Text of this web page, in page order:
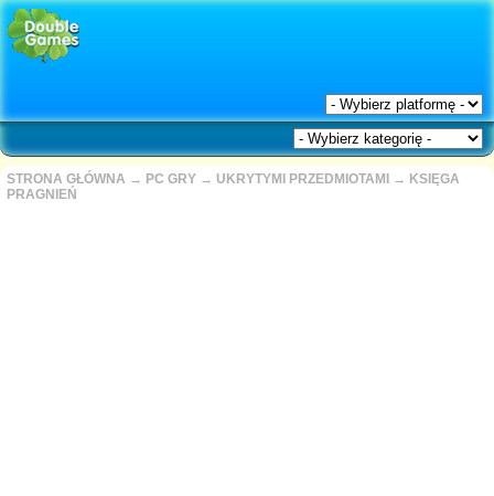
STRONA GŁÓWNA → PC GRY → UKRYTYMI PRZEDMIOTAMI → KSIĘGA
PRAGNIEŃ